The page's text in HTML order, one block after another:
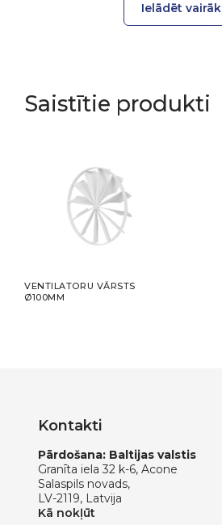
Ielādēt vairāk
Saistītie produkti
VENTILATORU VĀRSTS
Ø100MM
Kontakti
Pārdošana: Baltijas valstis
Granīta iela 32 k-6, Acone
Salaspils novads,
LV-2119, Latvija
Kā nokļūt